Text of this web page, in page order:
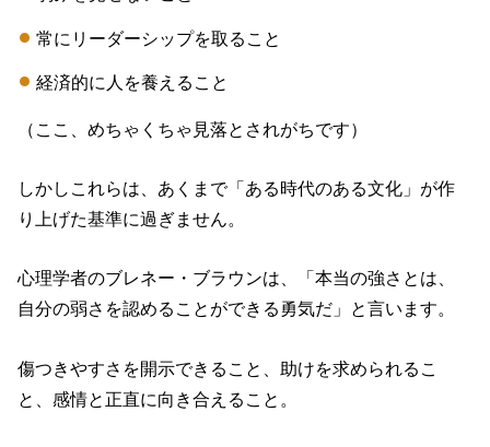
常にリーダーシップを取ること
経済的に人を養えること
（ここ、めちゃくちゃ見落とされがちです）
しかしこれらは、あくまで「ある時代のある文化」が作
り上げた基準に過ぎません。
心理学者のブレネー・ブラウンは、「本当の強さとは、
自分の弱さを認めることができる勇気だ」と言います。
傷つきやすさを開示できること、助けを求められるこ
と、感情と正直に向き合えること。